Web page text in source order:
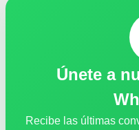
Únete a
Recibe las últimas